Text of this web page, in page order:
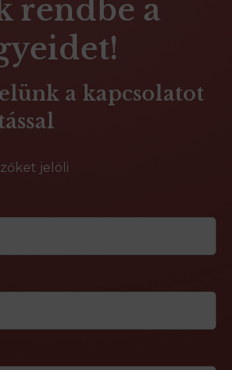
rendbe a
a kapcsolatot
jelöli